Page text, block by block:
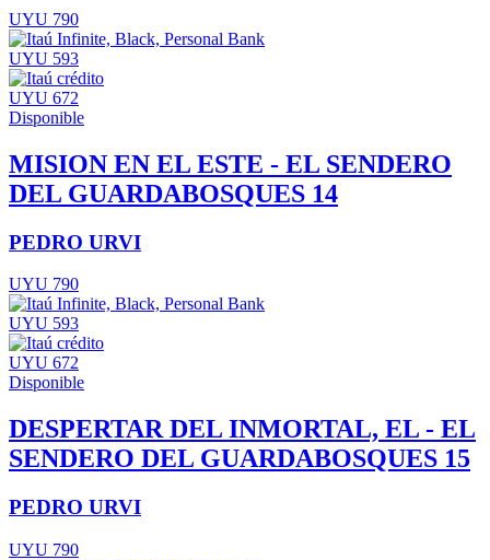
UYU 790
UYU 593
UYU 672
Disponible
MISION EN EL ESTE - EL SENDERO
DEL GUARDABOSQUES 14
PEDRO URVI
UYU 790
UYU 593
UYU 672
Disponible
DESPERTAR DEL INMORTAL, EL - EL
SENDERO DEL GUARDABOSQUES 15
PEDRO URVI
UYU 790